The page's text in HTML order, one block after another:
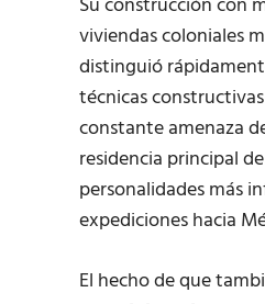
viviendas coloniales
distinguió
técnicas
constante amenaza
residencia principal
personalidades más
expediciones hacia
El hecho de que